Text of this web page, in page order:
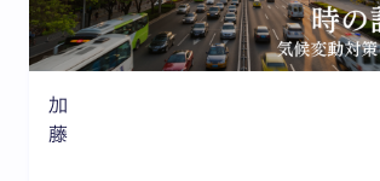
加
藤